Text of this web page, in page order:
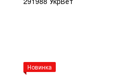
Новинка